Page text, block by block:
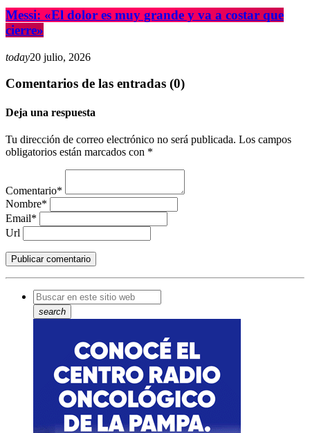
Messi: «El dolor es muy grande y va a costar que
cierre»
today20 julio, 2026
Comentarios de las entradas (0)
Deja una respuesta
Tu dirección de correo electrónico no será publicada. Los campos
obligatorios están marcados con *
Comentario*
Nombre*
Email*
Url
search